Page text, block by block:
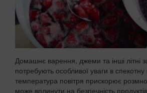
Домашнє варення, джеми та інші літні
потребують особливої уваги в
температура повітря прискорює
може вплинути на безпечність